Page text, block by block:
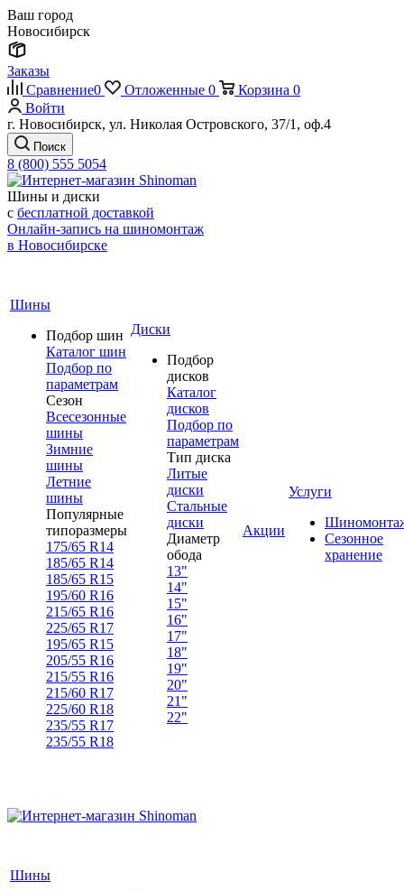
Ваш город
Новосибирск
Заказы
Сравнение0 Отложенные 0 Корзина 0
Войти
г. Новосибирск, ул. Николая Островского, 37/1, оф.4
Поиск
8 (800) 555 5054
Шины и диски
с бесплатной доставкой
Онлайн-запись на шиномонтаж
в Новосибирске
Шины
Подбор шин
Каталог шин
Подбор по
параметрам
Сезон
Всесезонные
шины
Зимние
шины
Летние
шины
Популярные
типоразмеры
175/65 R14
185/65 R14
185/65 R15
195/60 R16
215/65 R16
225/65 R17
195/65 R15
205/55 R16
215/55 R16
215/60 R17
225/60 R18
235/55 R17
235/55 R18
Диски
Подбор
дисков
Каталог
дисков
Подбор по
параметрам
Тип диска
Литые
диски
Стальные
диски
Диаметр
обода
13"
14"
15"
16"
17"
18"
19"
20"
21"
22"
Акции
Услуги
Сезонное
хранение
Шины